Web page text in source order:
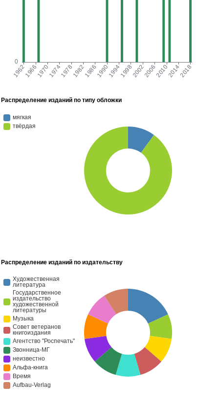
Распределение изданий по типу обложки
Распределение изданий по издательству